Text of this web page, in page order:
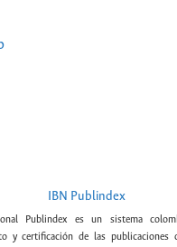
IBN Publindex
Publindex es un sistema
y certificación de las publicaciones